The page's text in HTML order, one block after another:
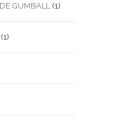
GUMBALL (1)
(1)